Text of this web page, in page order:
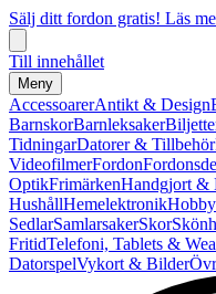
Sälj ditt fordon gratis! Läs
Till innehållet
Meny
AccessoarerAntikt & Design
BarnskorBarnleksaker
TidningarDatorer & Tillbehör
VideofilmerFordon
OptikFrimärkenHandgjort &
HushållHemelektronikHobby
SedlarSamlarsakerSkor
FritidTelefoni, Tablets &
DatorspelVykort & Bilder